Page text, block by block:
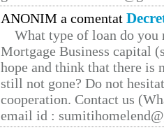
ANONIM a comentat
What type of loan do you
Mortgage Business capital
hope and think that there is
still not gone? Do not
cooperation. Contact us
email id :